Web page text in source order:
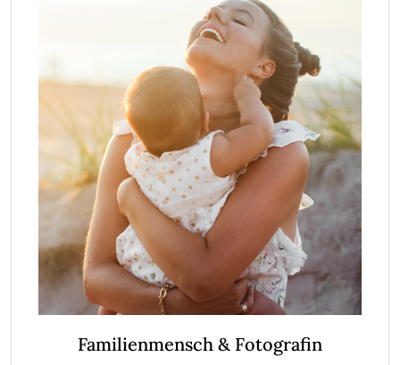
Familienmensch & Fotografin